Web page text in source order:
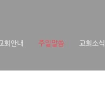
회안내 주일말씀 교회소식